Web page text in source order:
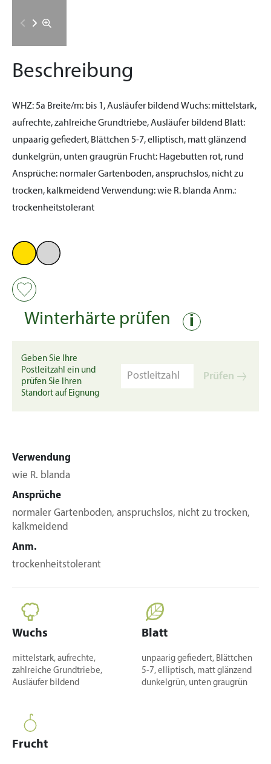
Beschreibung
WHZ:5a Breite/m: bis 1, Ausläufer bildend Wuchs: mittelstark,
aufrechte, zahlreiche Grundtriebe, Ausläufer bildend Blatt:
unpaarig gefiedert, Blättchen 5-7, elliptisch, matt glänzend
dunkelgrün, unten graugrün Frucht: Hagebutten rot, rund
Ansprüche: normaler Gartenboden, anspruchslos, nicht zu
trocken, kalkmeidend Verwendung:wie R. blanda Anm.:
trockenheitstolerant
Winterhärte prüfen i
Geben Sie Ihre
Postleitzahl ein und
prüfen Sie Ihren
Standort auf Eignung
Prüfen
Verwendung
wie R. blanda
Ansprüche
normaler Gartenboden, anspruchslos, nicht zu trocken,
kalkmeidend
Anm.
trockenheitstolerant
Wuchs
mittelstark, aufrechte,
zahlreiche Grundtriebe,
Ausläufer bildend
Blatt
unpaarig gefiedert, Blättchen
5-7, elliptisch, matt glänzend
dunkelgrün, unten graugrün
Frucht